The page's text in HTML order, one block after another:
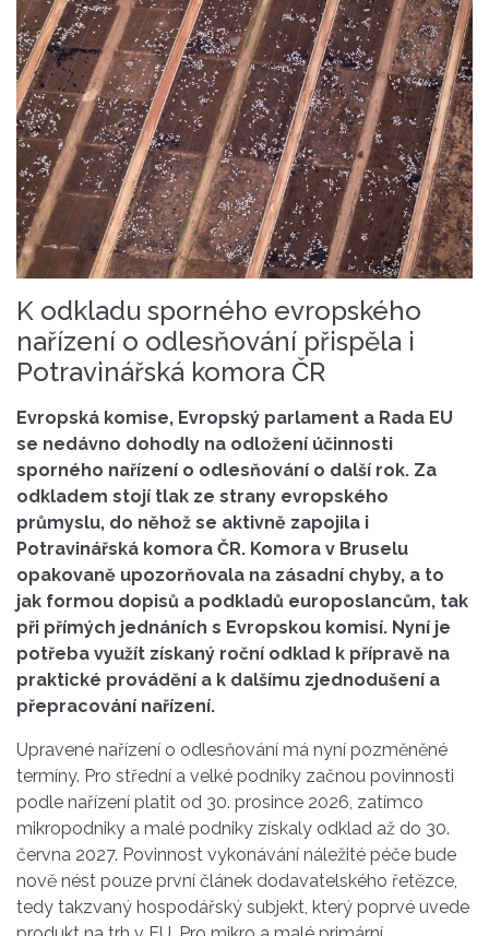
K odkladu sporného evropského
nařízení o odlesňování přispěla i
Potravinářská komora ČR
Evropská komise, Evropský parlament a Rada EU
se nedávno dohodly na odložení účinnosti
sporného nařízení o odlesňování o další rok. Za
odkladem stojí tlak ze strany evropského
průmyslu, do něhož se aktivně zapojila i
Potravinářská komora ČR. Komora v Bruselu
opakovaně upozorňovala na zásadní chyby, a to
jak formou dopisů a podkladů europoslancům, tak
při přímých jednáních s Evropskou komisí. Nyní je
potřeba využít získaný roční odklad k přípravě na
praktické provádění a k dalšímu zjednodušení a
přepracování nařízení.
Upravené nařízení o odlesňování má nyní pozměněné
termíny. Pro střední a velké podniky začnou povinnosti
podle nařízení platit od 30. prosince 2026, zatímco
mikropodniky a malé podniky získaly odklad až do 30.
června 2027. Povinnost vykonávání náležité péče bude
nově nést pouze první článek dodavatelského řetězce,
tedy takzvaný hospodářský subjekt, který poprvé uvede